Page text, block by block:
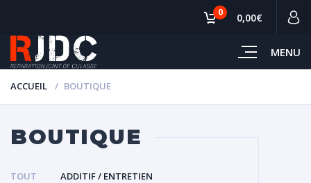
MENU
0 0,00€
ACCUEIL BOUTIQUE
BOUTIQUE
TOUT
ADDITIF / ENTRETIEN